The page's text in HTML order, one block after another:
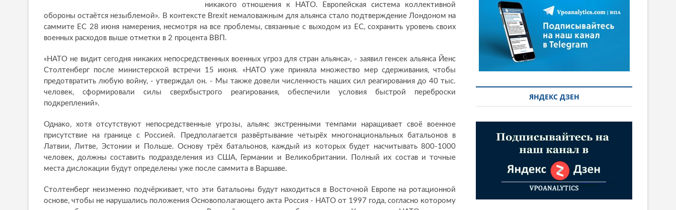
никакого отношения к НАТО. Европейская система коллективной
обороны остаётся незыблемой». В контексте Brexit немаловажным для альянса стало подтверждение Лондоном на
саммите ЕС 28 июня намерения, несмотря на все проблемы, связанные с выходом из ЕС, сохранить уровень своих
военных расходов выше отметки в 2 процента ВВП.
«НАТО не видит сегодня никаких непосредственных военных угроз для стран альянса», - заявил генсек альянса Йенс
Столтенберг после министерской встречи 15 июня. «НАТО уже приняла множество мер сдерживания, чтобы
предотвратить любую войну, - утверждал он. - Мы также довели численность наших сил реагирования до 40 тыс.
человек, сформировали силы сверхбыстрого реагирования, обеспечили условия быстрой переброски
подкреплений».
Однако, хотя отсутствуют непосредственные угрозы, альянс экстренными темпами наращивает своё военное
присутствие на границе с Россией. Предполагается развёртывание четырёх многонациональных батальонов в
Латвии, Литве, Эстонии и Польше. Основу трёх батальонов, каждый из которых будет насчитывать 800-1000
человек, должны составить подразделения из США, Германии и Великобритании. Полный их состав и точные
места дислокации будут определены уже после саммита в Варшаве.
Столтенберг неизменно подчёркивает, что эти батальоны будут находиться в Восточной Европе на ротационной
основе, чтобы не нарушались положения Основополагающего акта Россия - НАТО от 1997 года, согласно которому
ЯНДЕКС ДЗЕН